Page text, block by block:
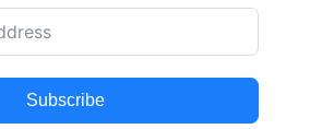
Subscribe